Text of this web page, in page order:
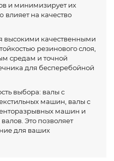
и минимизирует их
на качество
высокими качественными
резинового слоя,
средам и точной
для бесперебойной
выбора: валы с
машин, валы с
машин и
Это позволяет
для ваших